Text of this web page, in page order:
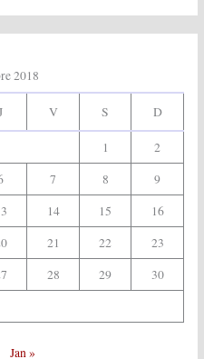
2018
V S D
1
2
7 8
9
14 15
16
21 22
23
28 29
30
Jan »